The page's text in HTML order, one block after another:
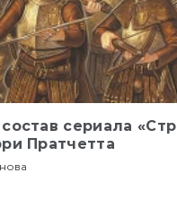
сериала
Пратчетта